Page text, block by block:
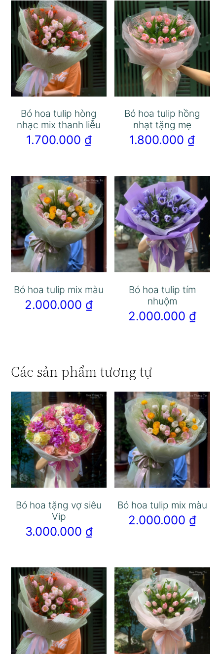
Bó hoa tulip hòng
nhạc mix thanh liễu
1.700.000 ₫
Bó hoa tulip hồng
nhạt tặng mẹ
1.800.000 ₫
Bó hoa tulip mix màu
2.000.000 ₫
Bó hoa tulip tím
nhuộm
2.000.000 ₫
Các sản phẩm tương tự
Bó hoa tặng vợ siêu
Vip
3.000.000 ₫
Bó hoa tulip mix màu
2.000.000 ₫